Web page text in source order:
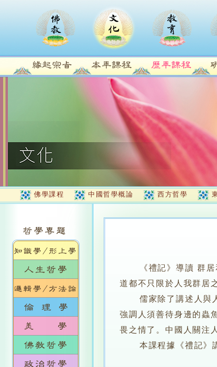
佛學課程 中國哲學概論 西方哲學
《禮記》導讀 群
道都不只限於人我群居
儒家除了講述人與人
強調人須善待身邊的蟲
畏之情了。中國人關注
本課程據《禮記》講